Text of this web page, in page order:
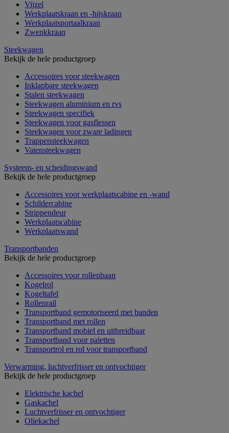
Vijzel
Werkplaatskraan en -hijskraan
Werkplaatsportaalkraan
Zwenkkraan
Steekwagen
Bekijk de hele productgroep
Accessoires voor steekwagen
Inklapbare steekwagen
Stalen steekwagen
Steekwagen aluminium en rvs
Steekwagen specifiek
Steekwagen voor gasflessen
Steekwagen voor zware ladingen
Trappensteekwagen
Vatensteekwagen
Systeem- en scheidingswand
Bekijk de hele productgroep
Accessoires voor werkplaatscabine en -wand
Schildercabine
Strippendeur
Werkplaatscabine
Werkplaatswand
Transportbanden
Bekijk de hele productgroep
Accessoires voor rollenbaan
Kogelrol
Kogeltafel
Rollenrail
Transportband gemotoriseerd met banden
Transportband met rollen
Transportband mobiel en uitbreidbaar
Transportband voor paletten
Transportrol en rol voor transportband
Verwarming, luchtverfrisser en ontvochtiger
Bekijk de hele productgroep
Elektrische kachel
Gaskachel
Luchtverfrisser en ontvochtiger
Oliekachel